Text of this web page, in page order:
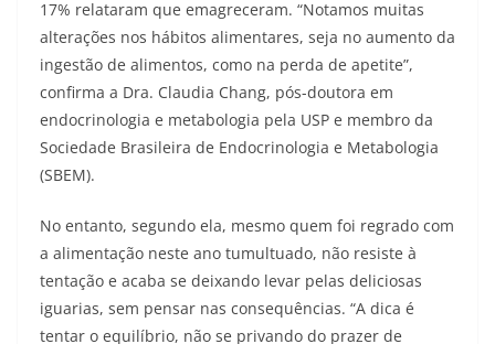
17% relataram que emagreceram. “Notamos muitas
alterações nos hábitos alimentares, seja no aumento da
ingestão de alimentos, como na perda de apetite”,
confirma a Dra. Claudia Chang, pós-doutora em
endocrinologia e metabologia pela USP e membro da
Sociedade Brasileira de Endocrinologia e Metabologia
(SBEM).
No entanto, segundo ela, mesmo quem foi regrado com
a alimentação neste ano tumultuado, não resiste à
tentação e acaba se deixando levar pelas deliciosas
iguarias, sem pensar nas consequências. “A dica é
tentar o equilíbrio, não se privando do prazer de